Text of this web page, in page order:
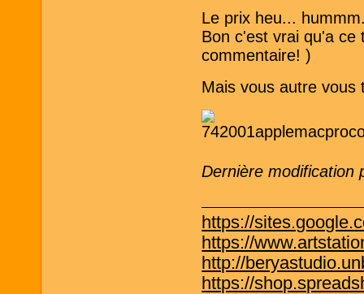
Le prix heu...
Bon c'est vrai qu'a ce
commentaire! )
Mais vous autre vous
Dernière modification
https://
https://
http://
https://